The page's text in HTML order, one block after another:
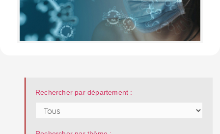
Rechercher par département :